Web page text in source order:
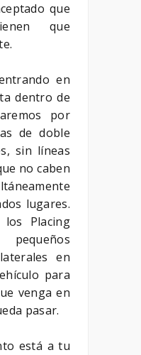
que
que
en
dentro de
por
de doble
sin líneas
no caben
lugares.
Placing
en
para
venga en
pasar.
está a tu